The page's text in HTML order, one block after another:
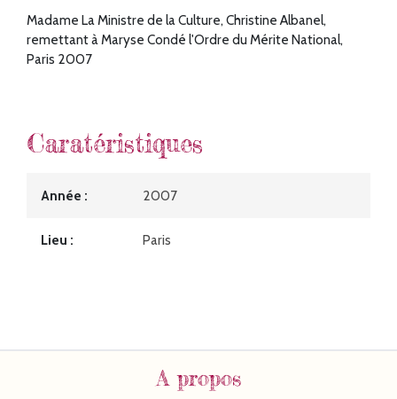
Madame La Ministre de la Culture, Christine Albanel,
remettant à Maryse Condé l'Ordre du Mérite National,
Paris 2007
Caratéristiques
Année 2007
Lieu Paris
A propos